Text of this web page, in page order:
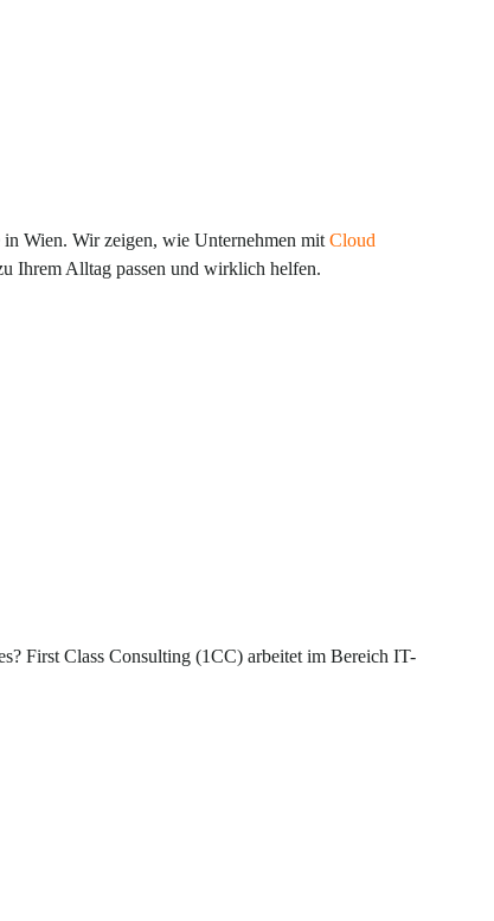
Wien. Wir zeigen, wie Unternehmen mit Cloud
Ihrem Alltag passen und wirklich helfen.
First Class Consulting (1CC) arbeitet im Bereich IT-